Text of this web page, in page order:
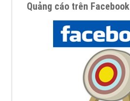
Quảng cáo trên Facebook